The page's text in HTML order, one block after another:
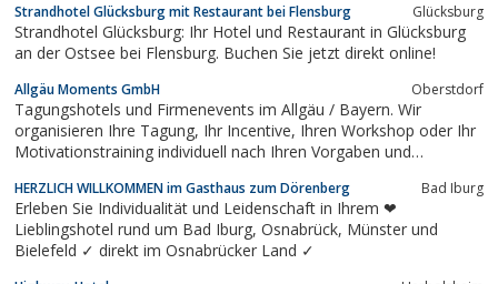
Strandhotel Glücksburg mit Restaurant bei Flensburg Glücksburg
Strandhotel Glücksburg: Ihr Hotel und Restaurant in Glücksburg
an der Ostsee bei Flensburg. Buchen Sie jetzt direkt online!
Allgäu Moments GmbH Oberstdorf
Tagungshotels und Firmenevents im Allgäu / Bayern. Wir
organisieren Ihre Tagung, Ihr Incentive, Ihren Workshop oder Ihr
Motivationstraining individuell nach Ihren Vorgaben und
Hochseilgarten, Rafting oder Canyoning alle klassischen
Eventmöglichkeiten sowie spezielle...
HERZLICH WILLKOMMEN im Gasthaus zum Dörenberg Bad Iburg
Erleben Sie Individualität und Leidenschaft in Ihrem ❤
Lieblingshotel rund um Bad Iburg, Osnabrück, Münster und
Bielefeld ✓ direkt im Osnabrücker Land ✓